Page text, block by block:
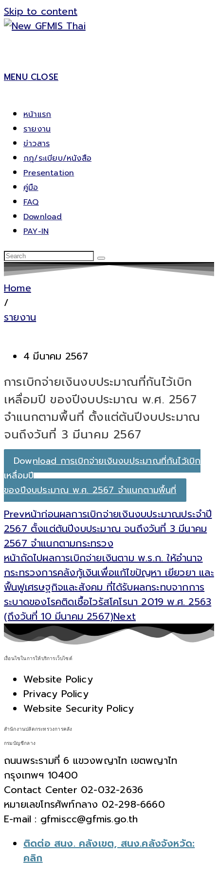
Skip to content
MENU CLOSE
หน้าแรก
รายงาน
ข่าวสาร
กฎ/ระเบียบ/หนังสือ
Presentation
คู่มือ
FAQ
Download
PAY-IN
Home
/
รายงาน
4 มีนาคม 2567
การเบิกจ่ายเงินงบประมาณที่กันไว้เบิก
เหลื่อมปี ของปีงบประมาณ พ.ศ. 2567
จำแนกตามพื้นที่ ตั้งแต่ต้นปีงบประมาณ
จนถึงวันที่ 3 มีนาคม 2567
Download การเบิกจ่ายเงินงบประมาณที่กันไว้เบิก
เหลื่อมปี
ของปีงบประมาณ พ.ศ. 2567 จำแนกตามพื้นที่
Prevหน้าก่อนผลการเบิกจ่ายเงินงบประมาณประจำปี
2567 ตั้งแต่ต้นปีงบประมาณ จนถึงวันที่ 3 มีนาคม
2567 จำแนกตามกระทรวง
หน้าถัดไปผลการเบิกจ่ายเงินตาม พ.ร.ก. ให้อำนาจ
กระทรวงการคลังกู้เงินเพื่อแก้ไขปัญหา เยียวยา และ
ฟื้นฟูเศรษฐกิจและสังคม ที่ได้รับผลกระทบจากการ
ระบาดของโรคติดเชื้อไวรัสโคโรนา 2019 พ.ศ. 2563
(ถึงวันที่ 10 มีนาคม 2567)Next
เงื่อนไขในการให้บริการเว็บไซต์
Website Policy
Privacy Policy
Website Security Policy
สำนักงานปลัดกระทรวงการคลัง
กรมบัญชีกลาง
ถนนพระรามที่ 6 แขวงพญาไท เขตพญาไท
กรุงเทพฯ 10400
Contact Center 02-032-2636
หมายเลขโทรศัพท์กลาง 02-298-6660
E-mail : gfmiscc@gfmis.go.th
ติดต่อ สนง. คลังเขต, สนง.คลังจังหวัด:
คลิก